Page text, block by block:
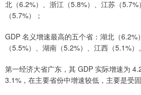
北（6.2%）、浙江（5.8%）、江苏（
（5.7%）；
GDP 名义增速最高的五个省：湖北（
（5.5%）、湖南（5.2%）、江西（5.1%）。
第一经济大省广东，其 GDP 实际增速为
3.1%，在主要省份中增速较低，主要是受固